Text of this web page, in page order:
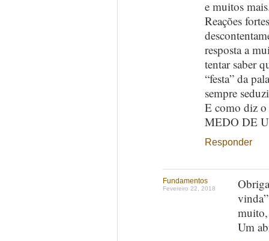
e muitos
Reações
resposta a
tentar saber
“festa” da
sempre
E como diz
MEDO DE
Responder
Fundamentos
Fevereiro 22, 2018
Um